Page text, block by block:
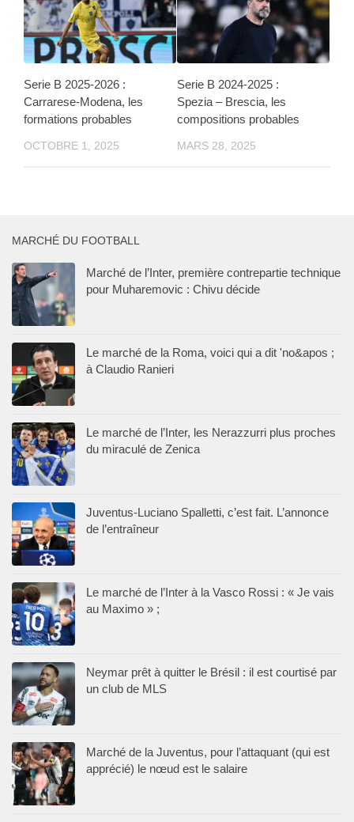
Serie B 2025-2026 :
Carrarese-Modena, les
formations probables
OCTOBRE 1, 2025
Serie B 2024-2025 :
Spezia – Brescia, les
compositions probables
MARS 28, 2025
MARCHÉ DU FOOTBALL
Marché de l’Inter, première contrepartie technique
pour Muharemovic : Chivu décide
Le marché de la Roma, voici qui a dit 'no&apos ;
à Claudio Ranieri
Le marché de l’Inter, les Nerazzurri plus proches
du miraculé de Zenica
Juventus-Luciano Spalletti, c’est fait. L’annonce
de l’entraîneur
Le marché de l’Inter à la Vasco Rossi : « Je vais
au Maximo » ;
Neymar prêt à quitter le Brésil : il est courtisé par
un club de MLS
Marché de la Juventus, pour l’attaquant (qui est
apprécié) le nœud est le salaire